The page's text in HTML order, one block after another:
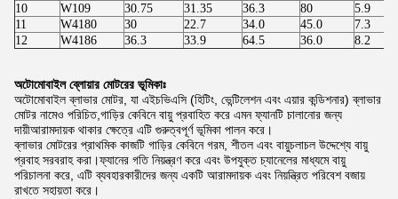
10
W109 30.75 31.35 36.3 80
5.9
11
W4180 30 22.7 34.0 45.0
7.3
12
W4186 36.3 33.9 64.5 36.0 8.2
অটোমোবাইল ব্লোয়ার মোটরের ভূমিকাঃ
অটোমোবাইল ব্লাভার মোটর, যা এইচভিএসি (হিটিং, ভেন্টিলেশন এবং এয়ার কন্ডিশনার) ব্লাভার
মোটর নামেও পরিচিত,গাড়ির কেবিনে বায়ু প্রবাহিত করে এমন ফ্যানটি চালানোর জন্য
দায়ীআরামদায়ক থাকার ক্ষেত্রে এটি গুরুত্বপূর্ণ ভূমিকা পালন করে।
ব্লাভার মোটরের প্রাথমিক কাজটি গাড়ির কেবিনে গরম, শীতল এবং বায়ুচলাচল উদ্দেশ্যে বায়ু
প্রবাহ সরবরাহ করা।ফ্যানের গতি নিয়ন্ত্রণ করে এবং উপযুক্ত চ্যানেলের মাধ্যমে বায়ু
পরিচালনা করে, এটি ব্যবহারকারীদের জন্য একটি আরামদায়ক এবং নিয়ন্ত্রিত পরিবেশ বজায়
রাখতে সহায়তা করে।